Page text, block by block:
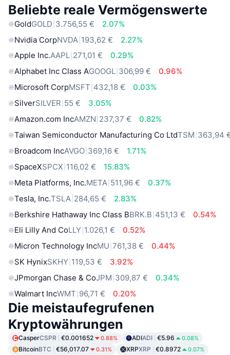
Beliebte reale Vermögenswerte
GoldGOLD 3.756,55 €
2.07%
Nvidia CorpNVDA 193,62 €
2.27%
Apple Inc.AAPL 271,01 €
0.29%
Alphabet Inc Class AGOOGL 306,99 €
0.96%
Microsoft CorpMSFT 432,18 €
0.03%
SilverSILVER 55 €
3.05%
Amazon.com IncAMZN 237,37 €
0.82%
Taiwan Semiconductor Manufacturing Co LtdTSM 363,94
Broadcom IncAVGO 369,16 €
1.71%
SpaceXSPCX 116,02 €
15.83%
Meta Platforms, Inc.META 511,96 €
0.37%
Tesla, Inc.TSLA 284,65 €
2.83%
Berkshire Hathaway Inc Class BBRK.B 451,13 €
0.54%
Eli Lilly And CoLLY 1.026,1 €
0.52%
Micron Technology IncMU 761,38 €
0.44%
SK HynixSKHY 119,53 €
3.92%
JPmorgan Chase & CoJPM 309,87 €
0.34%
Walmart IncWMT 96,71 € 0.20%
Die meistaufegrufenen
Kryptowährungen
CasperCSPR €0.001652 0.88% ADIADI €5.96 0.08%
BitcoinBTC €56,017.07 0.31% XRPXRP €0.8972 0.07%